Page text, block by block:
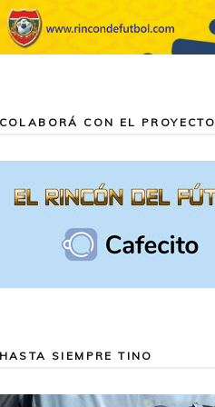
CON EL PROYECTO
SIEMPRE TINO